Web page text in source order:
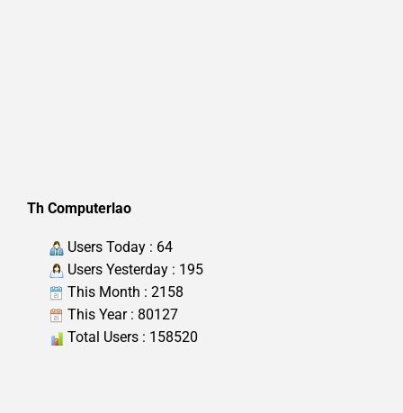
Th Computerlao
Users Today : 64
Users Yesterday : 195
This Month : 2158
This Year : 80127
Total Users : 158520